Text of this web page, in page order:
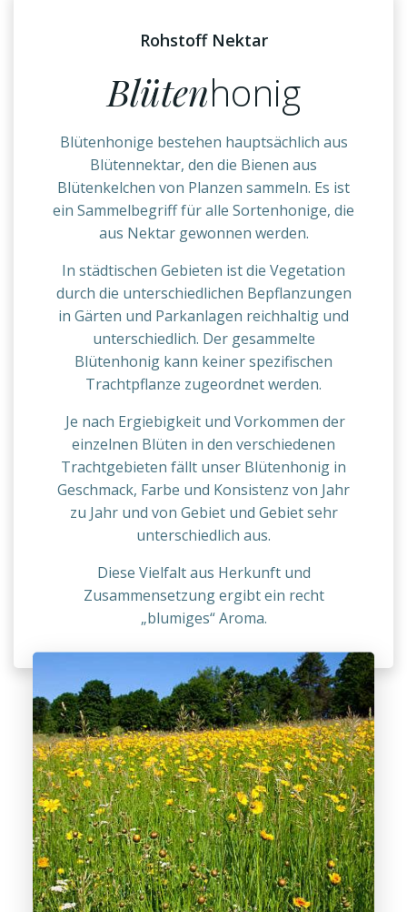
Rohstoff Nektar
Blütenhonig
Blütenhonige bestehen hauptsächlich aus
Blütennektar, den die Bienen aus
Blütenkelchen von Planzen sammeln. Es ist
ein Sammelbegriff für alle Sortenhonige, die
aus Nektar gewonnen werden.
In städtischen Gebieten ist die Vegetation
durch die unterschiedlichen Bepflanzungen
in Gärten und Parkanlagen reichhaltig und
unterschiedlich. Der gesammelte
Blütenhonig kann keiner spezifischen
Trachtpflanze zugeordnet werden.
Je nach Ergiebigkeit und Vorkommen der
einzelnen Blüten in den verschiedenen
Trachtgebieten fällt unser Blütenhonig in
Geschmack, Farbe und Konsistenz von Jahr
zu Jahr und von Gebiet und Gebiet sehr
unterschiedlich aus.
Diese Vielfalt aus Herkunft und
Zusammensetzung ergibt ein recht
„blumiges“ Aroma.